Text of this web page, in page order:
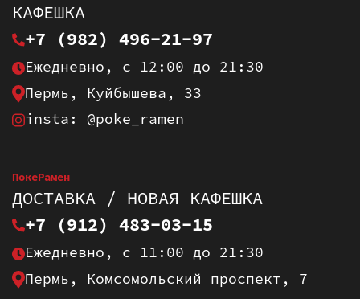
КАФЕШКА
+7 (982) 496-21-97
Ежедневно, с 12:00 до 21:30
Пермь, Куйбышева, 33
insta: @poke_ramen
ПокеРамен
ДОСТАВКА / НОВАЯ КАФЕШКА
+7 (912) 483-03-15
Ежедневно, с 11:00 до 21:30
Пермь, Комсомольский проспект, 7